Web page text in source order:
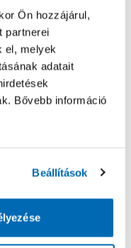
Ön hozzájárul,
partnerei
el, melyek
adatait
Bővebb információ
Beállítások